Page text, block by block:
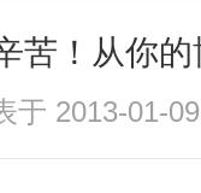
苦！从你
于 2013-01-